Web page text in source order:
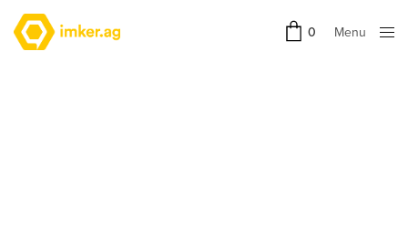
0
Menu